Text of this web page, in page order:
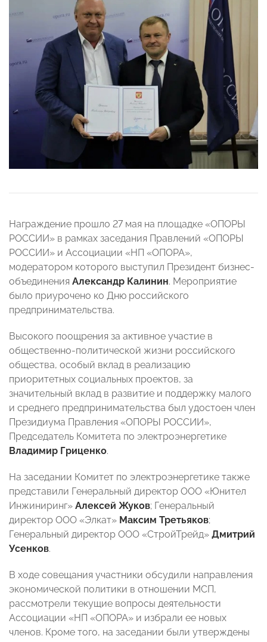
Награждение прошло 27 мая на площадке «ОПОРЫ
РОССИИ» в рамках заседания Правлений «ОПОРЫ
РОССИИ» и Ассоциации «НП «ОПОРА»,
модератором которого выступил Президент бизнес-
объединения Александр Калинин. Мероприятие
было приурочено ко Дню российского
предпринимательства.
Высокого поощрения за активное участие в
общественно-политической жизни российского
общества, особый вклад в реализацию
приоритетных социальных проектов, за
значительный вклад в развитие и поддержку малого
и среднего предпринимательства был удостоен член
Президиума Правления «ОПОРЫ РОССИИ»,
Председатель Комитета по электроэнергетике
Владимир Гриценко.
На заседании Комитет по электроэнергетике также
представили Генеральный директор ООО «Юнител
Инжиниринг» Алексей Жуков; Генеральный
директор ООО «Элкат» Максим Третьяков;
Генеральный директор ООО «СтройТрейд» Дмитрий
Усенков.
В ходе совещания участники обсудили направления
экономической политики в отношении МСП,
рассмотрели текущие вопросы деятельности
Ассоциации «НП «ОПОРА» и избрали ее новых
членов. Кроме того, на заседании были утверждены